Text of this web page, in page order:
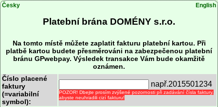
Česky English
Platební brána DOMÉNY s.r.o.
Na tomto místě můžete zaplatit fakturu platební kartou. Při
platbě kartou budete přesměrováni na zabezpečenou platební
bránu GPwebpay. Výsledek transakce Vám bude okamžitě
oznámen.
Číslo placené
faktury
(=variabilní
symbol):
např.2015501234
POZOR! Dbejte prosím zvýšené pozornosti při zadávání čísla faktury,
abyste neuhradili cizí fakturu!